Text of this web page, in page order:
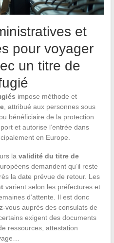
et
pour voyager
un titre de
impose méthode et
, attribué aux personnes sous
ou bénéficiaire de la protection
et autorise l’entrée dans
en Europe.
la validité du titre de
demandent qu’il reste
la date prévue de retour. Les
varient selon les préfectures et
d’attente. Il est donc
vous auprès des consulats de
exigent des documents
ressources, attestation